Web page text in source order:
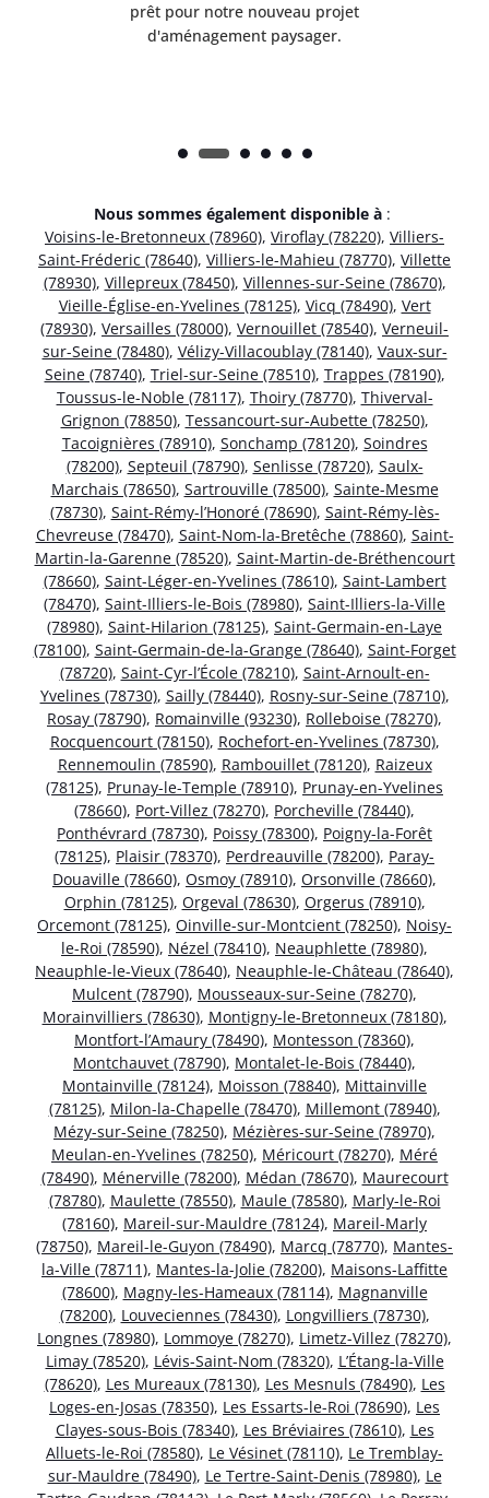
prêt pour notre nouveau projet
d'aménagement paysager.
Nous sommes également disponible à :
Voisins-le-Bretonneux (78960), Viroflay (78220), Villiers-
Saint-Fréderic (78640), Villiers-le-Mahieu (78770), Villette
(78930), Villepreux (78450), Villennes-sur-Seine (78670),
Vieille-Église-en-Yvelines (78125), Vicq (78490), Vert
(78930), Versailles (78000), Vernouillet (78540), Verneuil-
sur-Seine (78480), Vélizy-Villacoublay (78140), Vaux-sur-
Seine (78740), Triel-sur-Seine (78510), Trappes (78190),
Toussus-le-Noble (78117), Thoiry (78770), Thiverval-
Grignon (78850), Tessancourt-sur-Aubette (78250),
Tacoignières (78910), Sonchamp (78120), Soindres
(78200), Septeuil (78790), Senlisse (78720), Saulx-
Marchais (78650), Sartrouville (78500), Sainte-Mesme
(78730), Saint-Rémy-l’Honoré (78690), Saint-Rémy-lès-
Chevreuse (78470), Saint-Nom-la-Bretêche (78860), Saint-
Martin-la-Garenne (78520), Saint-Martin-de-Bréthencourt
(78660), Saint-Léger-en-Yvelines (78610), Saint-Lambert
(78470), Saint-Illiers-le-Bois (78980), Saint-Illiers-la-Ville
(78980), Saint-Hilarion (78125), Saint-Germain-en-Laye
(78100), Saint-Germain-de-la-Grange (78640), Saint-Forget
(78720), Saint-Cyr-l’École (78210), Saint-Arnoult-en-
Yvelines (78730), Sailly (78440), Rosny-sur-Seine (78710),
Rosay (78790), Romainville (93230), Rolleboise (78270),
Rocquencourt (78150), Rochefort-en-Yvelines (78730),
Rennemoulin (78590), Rambouillet (78120), Raizeux
(78125), Prunay-le-Temple (78910), Prunay-en-Yvelines
(78660), Port-Villez (78270), Porcheville (78440),
Ponthévrard (78730), Poissy (78300), Poigny-la-Forêt
(78125), Plaisir (78370), Perdreauville (78200), Paray-
Douaville (78660), Osmoy (78910), Orsonville (78660),
Orphin (78125), Orgeval (78630), Orgerus (78910),
Orcemont (78125), Oinville-sur-Montcient (78250), Noisy-
le-Roi (78590), Nézel (78410), Neauphlette (78980),
Neauphle-le-Vieux (78640), Neauphle-le-Château (78640),
Mulcent (78790), Mousseaux-sur-Seine (78270),
Morainvilliers (78630), Montigny-le-Bretonneux (78180),
Montfort-l’Amaury (78490), Montesson (78360),
Montchauvet (78790), Montalet-le-Bois (78440),
Montainville (78124), Moisson (78840), Mittainville
(78125), Milon-la-Chapelle (78470), Millemont (78940),
Mézy-sur-Seine (78250), Mézières-sur-Seine (78970),
Meulan-en-Yvelines (78250), Méricourt (78270), Méré
(78490), Ménerville (78200), Médan (78670), Maurecourt
(78780), Maulette (78550), Maule (78580), Marly-le-Roi
(78160), Mareil-sur-Mauldre (78124), Mareil-Marly
(78750), Mareil-le-Guyon (78490), Marcq (78770), Mantes-
la-Ville (78711), Mantes-la-Jolie (78200), Maisons-Laffitte
(78600), Magny-les-Hameaux (78114), Magnanville
(78200), Louveciennes (78430), Longvilliers (78730),
Longnes (78980), Lommoye (78270), Limetz-Villez (78270),
Limay (78520), Lévis-Saint-Nom (78320), L’Étang-la-Ville
(78620), Les Mureaux (78130), Les Mesnuls (78490), Les
Loges-en-Josas (78350), Les Essarts-le-Roi (78690), Les
Clayes-sous-Bois (78340), Les Bréviaires (78610), Les
Alluets-le-Roi (78580), Le Vésinet (78110), Le Tremblay-
sur-Mauldre (78490), Le Tertre-Saint-Denis (78980), Le